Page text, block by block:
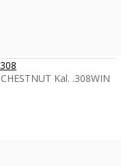
Kal. .308WIN